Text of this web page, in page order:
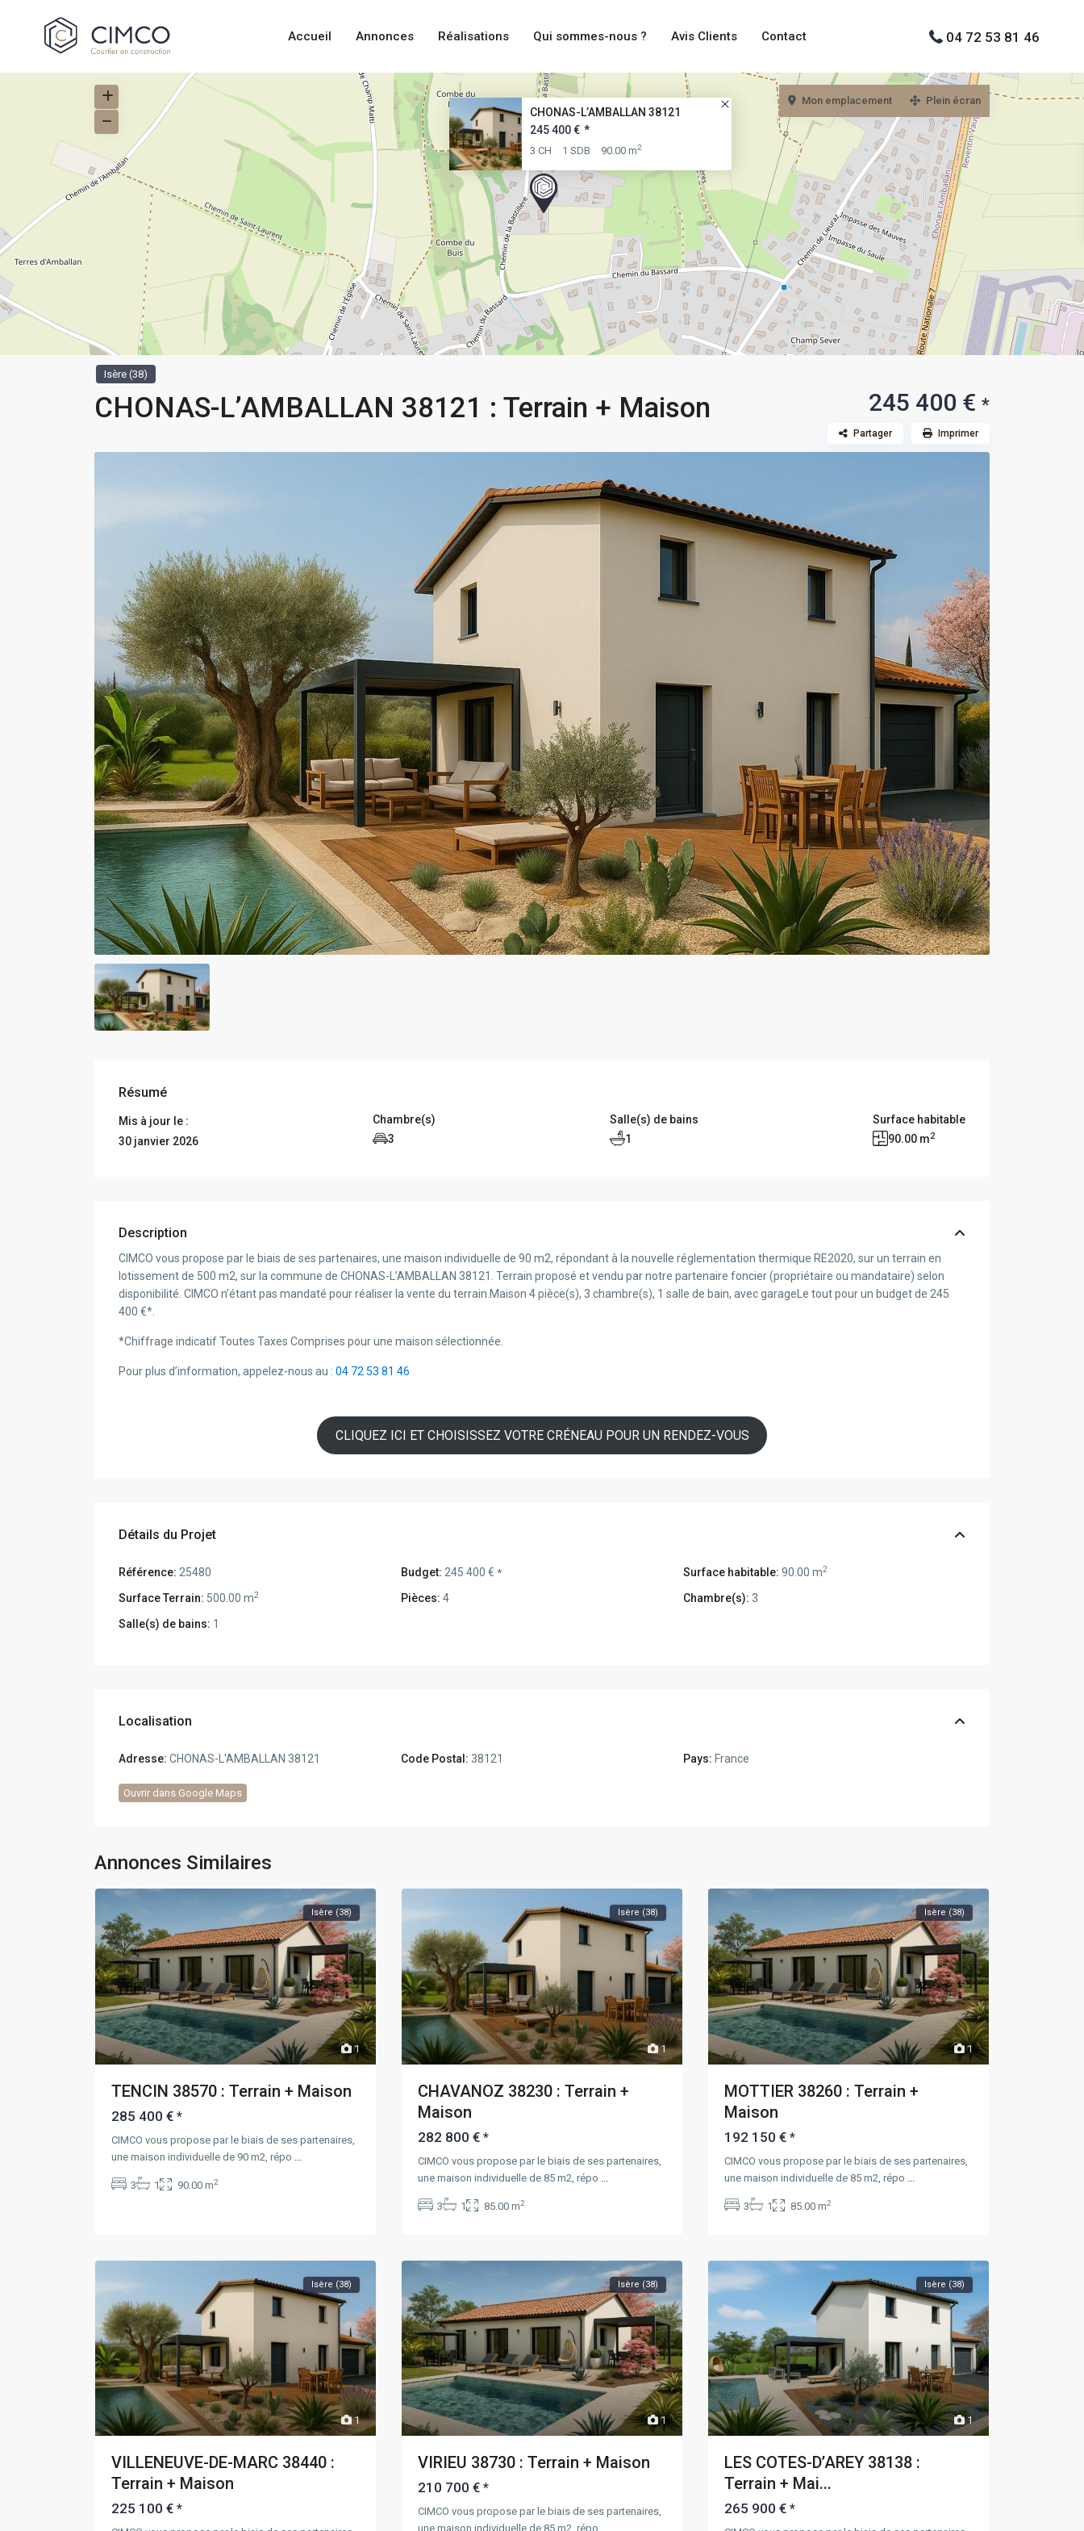
Accueil Annonces Réalisations Qui sommes-nous ? Avis Clients Contact 04 72 53 81 46
CHONAS-L’AMBALLAN 38121
245 400 € *
3 CH 1 SDB 90.00 m2
Mon emplacement Plein écran
Isère (38)
CHONAS-L’AMBALLAN 38121 : Terrain + Maison 245 400 € *
Partager Imprimer
Résumé
Mis à jour le :
30 janvier 2026
Chambre(s)
3
Salle(s) de bains
1
Surface habitable
90.00 m2
Description
CIMCO vous propose par le biais de ses partenaires, une maison individuelle de 90 m2, répondant à la nouvelle réglementation thermique RE2020, sur un terrain en
lotissement de 500 m2, sur la commune de CHONAS-L’AMBALLAN 38121. Terrain proposé et vendu par notre partenaire foncier (propriétaire ou mandataire) selon
disponibilité. CIMCO n’étant pas mandaté pour réaliser la vente du terrain.Maison 4 pièce(s), 3 chambre(s), 1 salle de bain, avec garageLe tout pour un budget de 245
400 €*.
*Chiffrage indicatif Toutes Taxes Comprises pour une maison sélectionnée.
Pour plus d’information, appelez-nous au : 04 72 53 81 46
CLIQUEZ ICI ET CHOISISSEZ VOTRE CRÉNEAU POUR UN RENDEZ-VOUS
Détails du Projet
Référence: 25480 Budget: 245 400 € * Surface habitable: 90.00 m2
Surface Terrain: 500.00 m2 Pièces: 4 Chambre(s): 3
Salle(s) de bains: 1
Localisation
Adresse: CHONAS-L'AMBALLAN 38121 Code Postal: 38121 Pays: France
Ouvrir dans Google Maps
Annonces Similaires
1
Isère (38)
TENCIN 38570 : Terrain + Maison
285 400 € *
CIMCO vous propose par le biais de ses partenaires,
une maison individuelle de 90 m2, répo
3 1 90.00 m2
1
Isère (38)
CHAVANOZ 38230 : Terrain +
Maison
282 800 € *
CIMCO vous propose par le biais de ses partenaires,
une maison individuelle de 85 m2, répo
3 1 85.00 m2
1
Isère (38)
MOTTIER 38260 : Terrain +
Maison
192 150 € *
CIMCO vous propose par le biais de ses partenaires,
une maison individuelle de 85 m2, répo
3 1 85.00 m2
1
Isère (38)
VILLENEUVE-DE-MARC 38440 :
Terrain + Maison
225 100 € *
1
Isère (38)
VIRIEU 38730 : Terrain + Maison
210 700 € *
CIMCO vous propose par le biais de ses partenaires,
une maison individuelle de 85 m2, répo
1
Isère (38)
LES COTES-D’AREY 38138 :
Terrain + Mai...
265 900 € *